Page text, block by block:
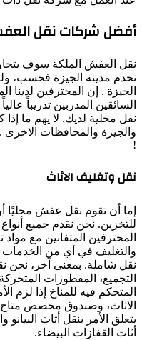
أفضل شركات نقل
نقل العفش الملكة سوف
نخدم مدينة الجيزة فحسب،
الجيزة . إن المحترفين لدينا
السائقين المدربين تدريباً
نقل محلية لديك. لا يهم ما
والجيزة والمحافظات
!
نقل وتغليف الاثاث
إما أن تقوم نقل عفش محليًا
للتخزين. نحن نقدم جميع
المحترفين المتفانين مع
والتغليف في أي من الخدمات
نقل شاملة. بمعنى آخر، نحن
التجميع، المقطورات
المتحكم فيه للمناخ إذا لزم
الاثاث، وصندوق مخصص متاح
يتعلق الأمر بنقل أثاث
أثاث القفازات البيضاء.